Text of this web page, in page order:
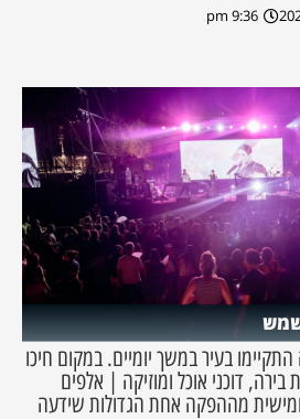
9:36 pm
שמש
בעיר במשך יומיים. במקום חיכו
דוכני אוכל ומוזיקה | אלפים
מההפקה אחת הגדולות שידעה